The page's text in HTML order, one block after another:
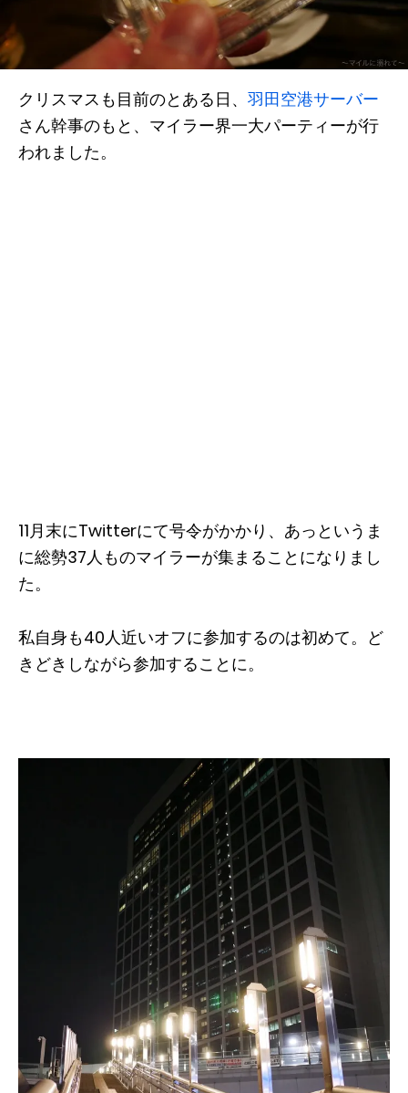
クリスマスも目前のとある日、 羽田空港サーバー
さん幹事のもと、マイラー界一大パーティーが行
われました。
11月末にTwitterにて号令がかかり、あっというま
に総勢37人ものマイラーが集まることになりまし
た。
私自身も40人近いオフに参加するのは初めて。ど
きどきしながら参加することに。